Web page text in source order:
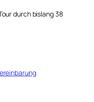
durch bislang 38